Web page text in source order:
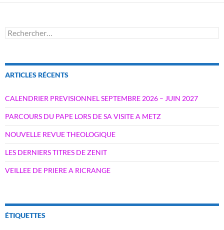
Rechercher :
ARTICLES RÉCENTS
CALENDRIER PREVISIONNEL SEPTEMBRE 2026 – JUIN 2027
PARCOURS DU PAPE LORS DE SA VISITE A METZ
NOUVELLE REVUE THEOLOGIQUE
LES DERNIERS TITRES DE ZENIT
VEILLEE DE PRIERE A RICRANGE
ÉTIQUETTES